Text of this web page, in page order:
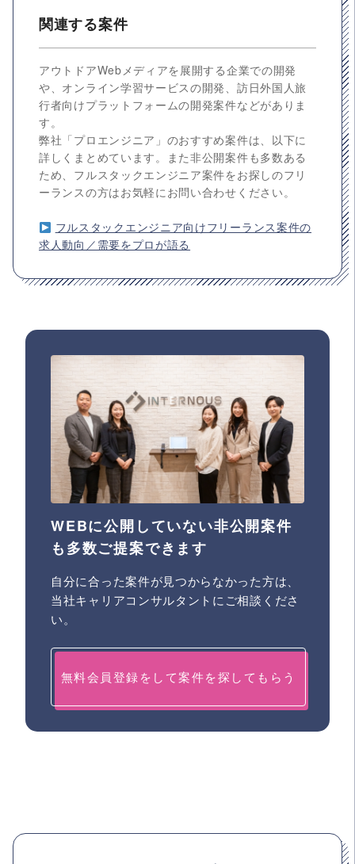
関連する案件
アウトドアWebメディアを展開する企業での開発
や、オンライン学習サービスの開発、訪日外国人旅
行者向けプラットフォームの開発案件などがありま
す。
弊社「プロエンジニア」のおすすめ案件は、以下に
詳しくまとめています。また非公開案件も多数ある
ため、フルスタックエンジニア案件をお探しのフリ
ーランスの方はお気軽にお問い合わせください。
フルスタックエンジニア向けフリーランス案件の
求人動向／需要をプロが語る
WEBに公開していない非公開案件
も多数ご提案できます
自分に合った案件が見つからなかった方は、
当社キャリアコンサルタントにご相談くださ
い。
無料会員登録をして案件を探してもらう